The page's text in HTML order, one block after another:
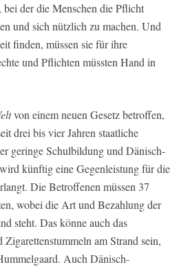
der die Menschen die Pflicht
und sich nützlich zu machen. Und
finden, müssen sie für ihre
und Pflichten müssten Hand in
von einem neuen Gesetz betroffen,
drei bis vier Jahren staatliche
geringe Schulbildung und Dänisch-
künftig eine Gegenleistung für die
Die Betroffenen müssen 37
wobei die Art und Bezahlung der
steht. Das könne auch das
am Strand sein,
Auch Dänisch-